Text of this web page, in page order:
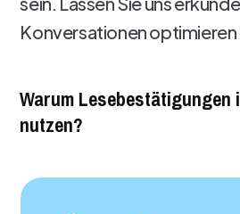
Konversationen optimieren
Warum Lesebestätigungen
nutzen?